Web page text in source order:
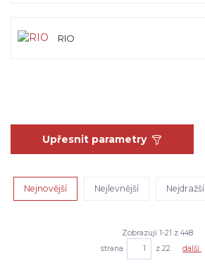
RIO
Upřesnit parametry
Nejnovější Nejlevnější Nejdražší
Zobrazuji 1-21 z 448
strana
z 22 další